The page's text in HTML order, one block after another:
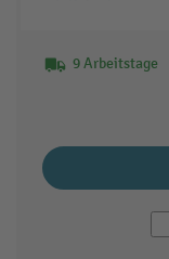
9 Arbeitstage